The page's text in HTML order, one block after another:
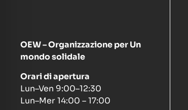
OEW – Organizzazione per Un
mondo solidale
Orari di apertura
Lun–Ven 9:00–12:30
Lun–Mer 14:00 – 17:00